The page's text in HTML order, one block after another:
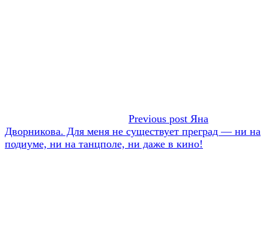
Previous post Яна
Дворникова. Для меня не существует преград — ни на
подиуме, ни на танцполе, ни даже в кино!